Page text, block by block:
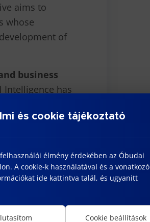
aims to
whose
of
business
has
and
to the
Ludányi-Laufer
és cookie tájékoztató
élmény érdekében az Óbudai
A cookie-k használatával és a vonatkozó
ide kattintva talál, és ugyanitt
Cookie beállítások